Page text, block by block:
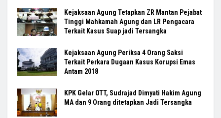
Kejaksaan Agung Tetapkan ZR Mantan Pejabat
Tinggi Mahkamah Agung dan LR Pengacara
Terkait Kasus Suap jadi Tersangka
Kejaksaan Agung Periksa 4 Orang Saksi
Terkait Perkara Dugaan Kasus Korupsi Emas
Antam 2018
KPK Gelar OTT, Sudrajad Dimyati Hakim Agung
MA dan 9 Orang ditetapkan Jadi Tersangka